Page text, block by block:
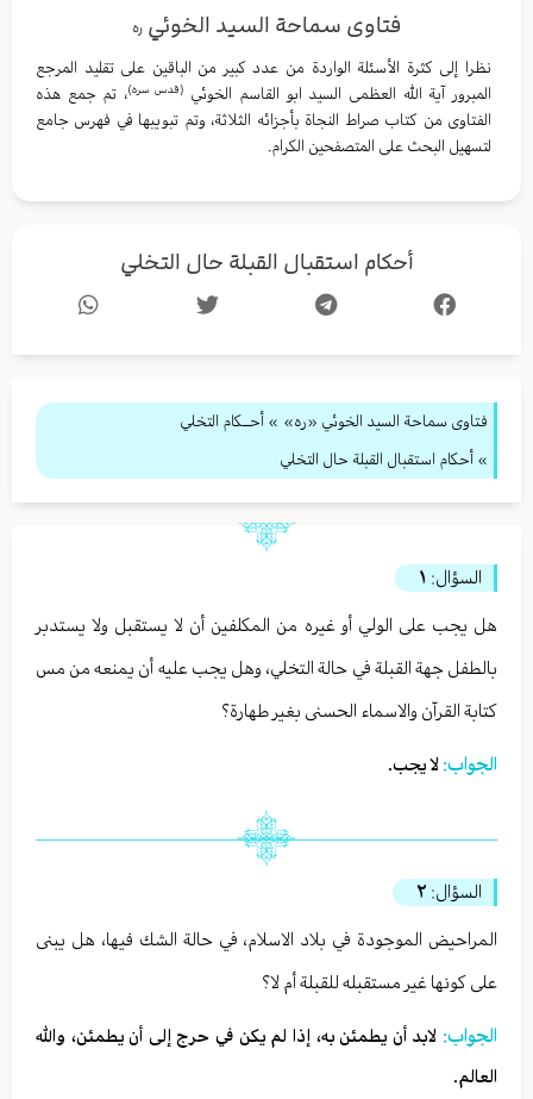
فتاوى سماحة السيد الخوئي ره
نظرا إلى كثرة الأسئلة الواردة من عدد كبير من الباقين على تقليد المرجع
المبرور آية الله العظمى السيد ابو القاسم الخوئي (قدس سره)، تم جمع هذه
الفتاوى من كتاب صراط النجاة بأجزائه الثلاثة، وتم تبويبها في فهرس جامع
لتسهيل البحث على المتصفحين الكرام.
أحكام استقبال القبلة حال التخلي
فتاوى سماحة السيد الخوئي «ره» » أحــكام التخلي
» أحكام استقبال القبلة حال التخلي
السؤال: ١
هل يجب على الولي أو غيره من المكلفين أن لا يستقبل ولا يستدبر
بالطفل جهة القبلة في حالة التخلي، وهل يجب عليه أن يمنعه من مس
كتابة القرآن والاسماء الحسنى بغير طهارة؟
الجواب: لا يجب.
السؤال: ٢
المراحيض الموجودة في بلاد الاسلام، في حالة الشك فيها، هل يبنى
على كونها غير مستقبله للقبلة أم لا؟
الجواب: لابد أن يطمئن به، إذا لم يكن في حرج إلى أن يطمئن، والله
العالم.